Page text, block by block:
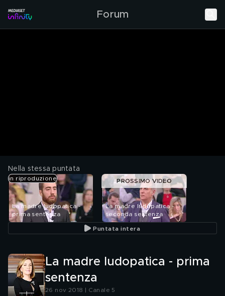
Forum
Nella stessa puntata
in riproduzione
La madre ludopatica -
prima sentenza
La madre ludopatica -
seconda sentenza
PROSSIMO VIDEO
Puntata intera
La madre ludopatica - prima
sentenza
26 nov 2018 | Canale 5